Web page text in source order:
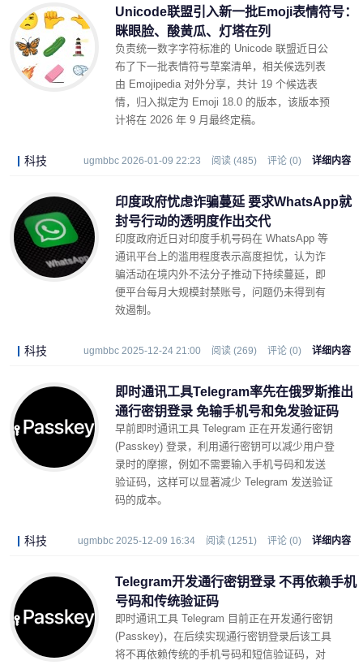
Unicode联盟引入新一批Emoji表情符号：
眯眼脸、酸黄瓜、灯塔在列
负责统一数字字符标准的 Unicode 联盟近日公
布了下一批表情符号草案清单，相关候选列表
由 Emojipedia 对外分享，共计 19 个候选表
情，归入拟定为 Emoji 18.0 的版本，该版本预
计将在 2026 年 9 月最终定稿。
科技 ugmbbc 2026-01-09 22:23 阅读 (485) 评论 (0) 详细内容
印度政府忧虑诈骗蔓延 要求WhatsApp就
封号行动的透明度作出交代
印度政府近日对印度手机号码在 WhatsApp 等
通讯平台上的滥用程度表示高度担忧，认为诈
骗活动在境内外不法分子推动下持续蔓延，即
便平台每月大规模封禁账号，问题仍未得到有
效遏制。
科技 ugmbbc 2025-12-24 21:00 阅读 (269) 评论 (0) 详细内容
即时通讯工具Telegram率先在俄罗斯推出
通行密钥登录 免输手机号和免发验证码
早前即时通讯工具 Telegram 正在开发通行密钥
(Passkey) 登录，利用通行密钥可以减少用户登
录时的摩擦，例如不需要输入手机号码和发送
验证码，这样可以显著减少 Telegram 发送验证
码的成本。
科技 ugmbbc 2025-12-09 16:34 阅读 (1251) 评论 (0) 详细内容
Telegram开发通行密钥登录 不再依赖手机
号码和传统验证码
即时通讯工具 Telegram 目前正在开发通行密钥
(Passkey)，在后续实现通行密钥登录后该工具
将不再依赖传统的手机号码和短信验证码，对